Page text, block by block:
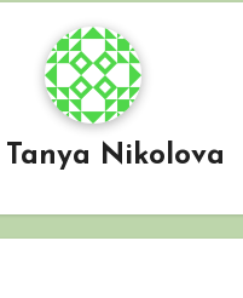
Tanya Nikolova